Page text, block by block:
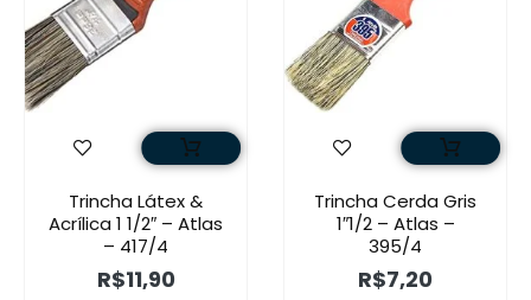
Trincha Látex &
Acrílica 1 1/2″ – Atlas
– 417/4
R$11,90
Trincha Cerda Gris
1″1/2 – Atlas –
395/4
R$7,20